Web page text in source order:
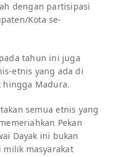
dengan partisipasi
Kota se-
tahun ini juga
etnis yang ada di
hingga Madura.
semua etnis yang
Pekan
Dayak ini bukan
milik masyarakat